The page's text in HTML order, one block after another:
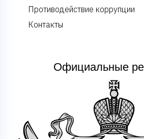
Противодействие коррупции
Контакты
Официальные